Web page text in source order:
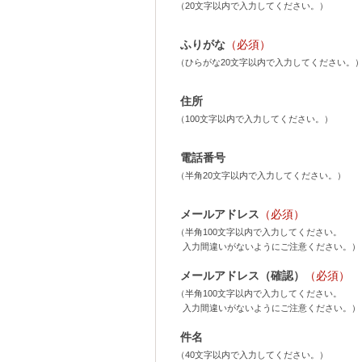
（20文字以内で入力してください。）
ふりがな （必須）
（ひらがな20文字以内で入力してください。
住所
（100文字以内で入力してください。）
電話番号
（半角20文字以内で入力してください。）
メールアドレス （必須）
（半角100文字以内で入力してください。
入力間違いがないようにご注意ください。）
メールアドレス（確認） （必須）
（半角100文字以内で入力してください。
入力間違いがないようにご注意ください。）
件名
（40文字以内で入力してください。）